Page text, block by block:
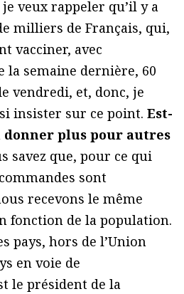
veux rappeler qu’il y a
milliers de Français, qui,
vacciner, avec
la semaine dernière, 60
vendredi, et, donc, je
insister sur ce point. Est-
donner plus pour autres
savez que, pour ce qui
sont
recevons le même
fonction de la population.
pays, hors de l’Union
en voie de
le président de la